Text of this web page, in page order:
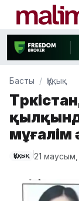
Басты Құқық
мұғалім
Құқық 21